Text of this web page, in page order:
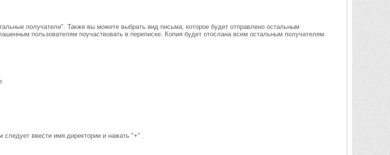
получатели". Также вы можете выбрать вид письма, которое будет отправлено остальным
пользователям поучаствовать в переписке. Копия будет отослана всем остальным получателям.
ввести имя директории и нажать "+" .